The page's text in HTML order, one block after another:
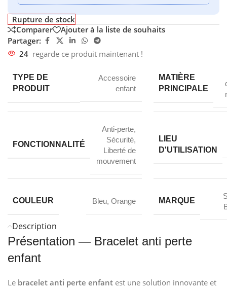
Rupture de stock
Comparer
Ajouter à la liste de souhaits
Partager:
24 regarde ce produit maintenant !
TYPE DE
PRODUIT
Accessoire
enfant
MATIÈRE
PRINCIPALE
FONCTIONNALITÉ
Anti-perte,
Sécurité,
Liberté de
mouvement
LIEU
D'UTILISATION
COULEUR Bleu, Orange MARQUE
Description
Présentation — Bracelet anti perte
enfant
Le bracelet anti perte enfant est une solution innovante et